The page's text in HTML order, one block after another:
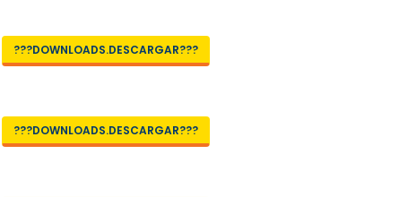
???DOWNLOADS.DESCARGAR???
???DOWNLOADS.DESCARGAR???